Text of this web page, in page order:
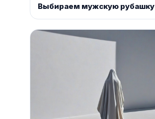
Выбираем мужскую рубашку